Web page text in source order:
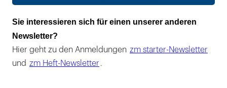
Sie interessieren sich für einen unserer anderen
Newsletter?
Hier geht zu den Anmeldungen zm starter-Newsletter
und zm Heft-Newsletter .